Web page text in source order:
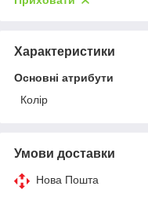
Характеристики
Основні атрибути
Колір
Умови доставки
Нова Пошта